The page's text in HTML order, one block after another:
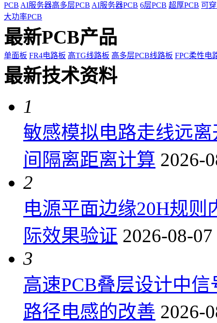
PCB AI服务器高多层PCB AI服务器PCB 6层PCB 超厚PCB 可
大功率PCB
最新PCB产品
单面板 FR4电路板 高TG线路板 高多层PCB线路板 FPC柔性电
最新技术资料
1
敏感模拟电路走线远
间隔离距离计算 2026-
2
电源平面边缘20H规
际效果验证 2026-08-
3
高速PCB叠层设计中
路径电感的改善 2026-